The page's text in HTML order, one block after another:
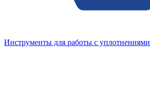
Инструменты для работы с уплотнениями